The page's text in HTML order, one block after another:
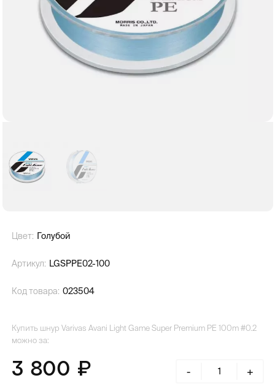
Цвет: Голубой
Артикул: LGSPPE02-100
Код товара: 023504
Купить шнур Varivas Avani Light Game Super Premium PE 100m #0.2
можно за:
3 800 - +